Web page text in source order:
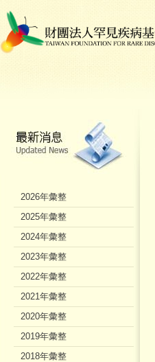
2026年彙整
2025年彙整
2024年彙整
2023年彙整
2022年彙整
2021年彙整
2020年彙整
2019年彙整
2018年彙整